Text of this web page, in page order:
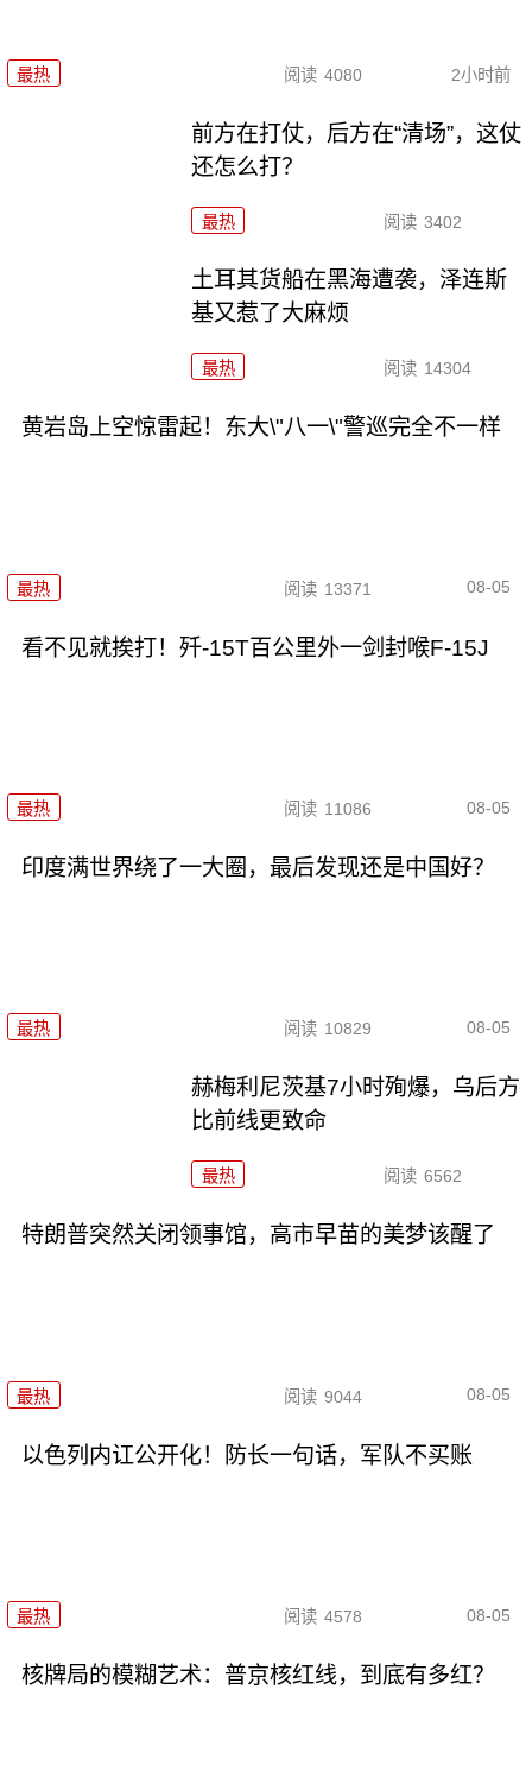
最热 阅读 4080 2小时前
前方在打仗，后方在“清场”，这仗
还怎么打？
最热 阅读 3402
土耳其货船在黑海遭袭，泽连斯
基又惹了大麻烦
最热 阅读 14304
黄岩岛上空惊雷起！东大\"八一\"警巡完全不一样
最热 阅读 13371 08-05
看不见就挨打！歼-15T百公里外一剑封喉F-15J
最热 阅读 11086 08-05
印度满世界绕了一大圈，最后发现还是中国好？
最热 阅读 10829 08-05
赫梅利尼茨基7小时殉爆，乌后方
比前线更致命
最热 阅读 6562
特朗普突然关闭领事馆，高市早苗的美梦该醒了
最热 阅读 9044 08-05
以色列内讧公开化！防长一句话，军队不买账
最热 阅读 4578 08-05
核牌局的模糊艺术：普京核红线，到底有多红？